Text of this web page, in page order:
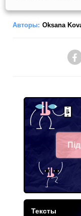
Авторы: Oksana
Тексты